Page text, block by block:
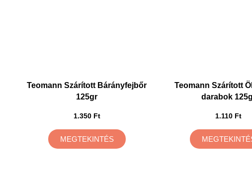
Teomann Szárított Bárányfejbőr
125gr
1.350 Ft
MEGTEKINTÉS
Teomann Szárított
darabok
1.110 Ft